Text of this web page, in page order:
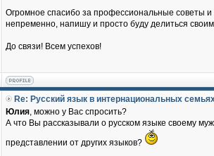
Огромное спасибо за профессиональные советы
непременно, напишу и просто буду делиться
До связи! Всем успехов!
Re: Русский язык в интернациональных
Юлия, можно у Вас спросить?
А что Вы рассказывали о русском языке своему
представлении от других языков?